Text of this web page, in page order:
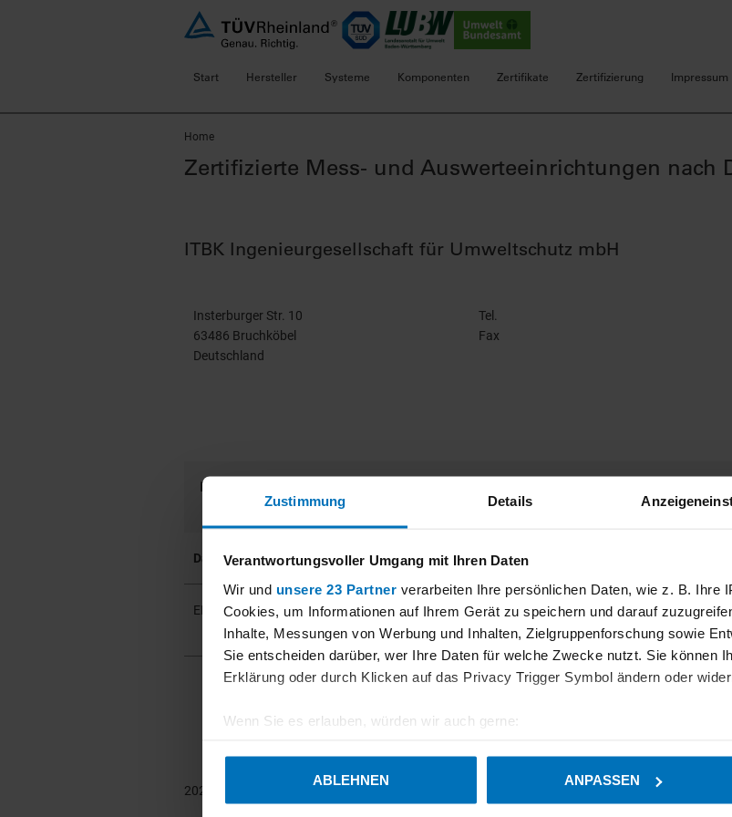
Zustimmung Details
Verantwortungsvoller Umgang mit Ihren Daten
Wir und unsere 23 Partner verarbeiten Ihre persönlichen Daten, wie z. B. Ihre
Cookies, um Informationen auf Ihrem Gerät zu speichern und darauf
Inhalte, Messungen von Werbung und Inhalten, Zielgruppenforschung sowie
Sie entscheiden darüber, wer Ihre Daten für welche Zwecke nutzt. Sie können
Erklärung oder durch Klicken auf das Privacy Trigger Symbol ändern oder
Wenn Sie es erlauben, würden wir auch gerne:
Erfahren Sie mehr darüber, wie Ihre persönlichen Daten verarbeitet werden,
ABLEHNEN ANPASSEN
Start Hersteller Systeme Komponenten Zertifikate Zertifizierung Impressum
Home
Zertifizierte Mess- und Auswerteeinrichtungen nach
ITBK Ingenieurgesellschaft für Umweltschutz mbH
Insterburger Str. 10
63486 Bruchköbel
Deutschland
Tel.
Fax
Produkt
Datenauswertung:
EMI3000+ 3392390ts 2021-07-31 -
EFÜ,
3392390ts 2022-08-01 -
Mitteilung
2023-08-31